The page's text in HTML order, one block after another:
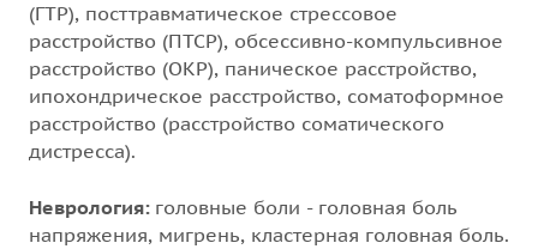
(ГТР), посттравматическое стрессовое
расстройство (ПТСР), обсессивно-компульсивное
расстройство (ОКР), паническое расстройство,
ипохондрическое расстройство, соматоформное
расстройство (расстройство соматического
дистресса).
Неврология: головные боли - головная боль
напряжения, мигрень, кластерная головная боль.